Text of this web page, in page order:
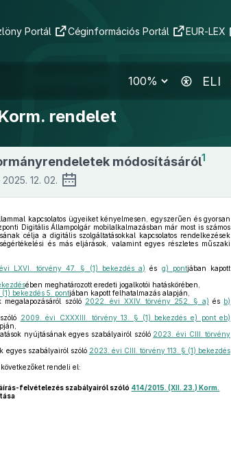
Portál Céginformációs Portál EUR-LEX
ELI
rendelet
módosításáról1
12. 02.
kapcsolatos ügyeiket kényelmesen, egyszerűen és gyorsan
Digitális Állampolgár mobilalkalmazásban már most is számos
célja a digitális szolgáltatásokkal kapcsolatos rendelkezések
és más eljárások, valamint egyes részletes műszaki
LXVI. törvény 47. § (1) bekezdés a) és g) pontjában kapott
ében meghatározott eredeti jogalkotói hatáskörében,
bekezdés 5. pontjában kapott felhatalmazás alapján,
szóló 2022. évi XXIV. törvény 252. § a) és b)
2009. évi CXXXIII. törvény 13. § (1) bekezdés e) pont eb)
nyújtásának egyes szabályairól szóló 2023. évi CIII. törvény
egyes szabályairól szóló 2023. évi CIII. törvény 113. § (1) bekezdés
rendeli el:
felvételezés szabályairól szóló 414/2015. (XII. 23.) Korm.